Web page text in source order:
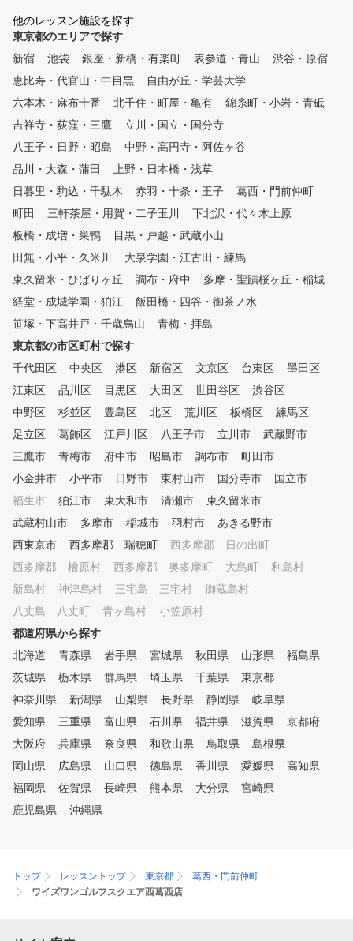
性の安定、スライス改善、アプ
ローチやパッティングの精度向
上など、迷いのないプレーへ導
きます。 【動画撮影と専門フ
ィードバック】 レッスン中の
スイングを動画撮影し、客観的
できているつもり」と「実際の
動き」のズレを一緒に確認する
ことで、再現性の高いスイング
へと進化させます。日々の成長
を実感でき、練習の方向性も明
確になります。 【4×4メソッド
ス理論と4つの専門領域（Motio
n／Mobility／Muscle／Mind）
を掛け合わせた独自の4×4メソ
ッドを導入。 最新鋭シミュレ
ーターによる解析とレッスンプ
ロの指導で、ポテンシャルを最
オーダーメイドのゴルフ理論で
、“あなた専用の正解”を提供し
ます。 【整体院とレストラン
が併設】 併設のかわごえ整躰
院では体の不調だけでなく、ゴ
ルフのスコアを上げることを目
す。 また、レストランChelsea
TOKYOで美味しいお食事とお
酒もお楽しみいただけます。
ゴルフ後の一息にいかがでしょ
うか。
お好きな時に通えま
曜日毎に様々な時間帯で
スンを行っています。
全少人数体制のレッ
各コース最大5名に対し
プロインストラクター1名
夏は涼しく、冬は暖
、紫外線も気にならない
初めての方から上級者
別のカリキュラム（ジュ
小学1年生から） 初
キュラムを作成し、習得
わせて指導します。 ⑥
を提案します。 ⑦ ゴル
コースデビューに備
、模擬ラウンドを体験で
。 ⑧ ラウンドレッ
初心者のコースデビュ
中上級者のベストスコア
でしっかりサポート。 ～プラ
レッスン、曜日・時間帯
数券（4回か8回）でプラ
かれております。 ご希望
ったプランをお選びくだ
他のレッスン施設を探す
東京都のエリアで探す
新宿
池袋 銀座・新橋・有楽町 表参道・青山
渋谷・原宿
恵比寿・代官山・中目黒
自由が丘・学芸大学
六本木・麻布十番
北千住・町屋・亀有
錦糸町・小岩・青砥
吉祥寺・荻窪・三鷹
立川・国立・国分寺
八王子・日野・昭島
中野・高円寺・阿佐ヶ谷
品川・大森・蒲田
上野・日本橋・浅草
日暮里・駒込・千駄木
赤羽・十条・王子
葛西・門前仲町
町田
三軒茶屋・用賀・二子玉川
下北沢・代々木上原
板橋・成増・巣鴨
目黒・戸越・武蔵小山
田無・小平・久米川
大泉学園・江古田・練馬
東久留米・ひばりヶ丘
調布・府中
多摩・聖蹟桜ヶ丘・稲城
経堂・成城学園・狛江
飯田橋・四谷・御茶ノ水
笹塚・下高井戸・千歳烏山
青梅・拝島
東京都の市区町村で探す
千代田区
中央区 港区 新宿区 文京区 台東区
墨田区
江東区
品川区 目黒区 大田区 世田谷区
渋谷区
中野区
杉並区 豊島区 北区 荒川区 板橋区
練馬区
足立区
葛飾区 江戸川区 八王子市 立川市
武蔵野市
三鷹市
青梅市 府中市 昭島市 調布市
町田市
小金井市
小平市 日野市 東村山市 国分寺市
国立市
福生市
狛江市 東大和市 清瀬市
東久留米市
武蔵村山市
多摩市 稲城市 羽村市
あきる野市
西東京市
西多摩郡 瑞穂町
西多摩郡 日の出町
西多摩郡 檜原村
西多摩郡 奥多摩町 大島町
利島村
新島村
神津島村 三宅島 三宅村
御蔵島村
八丈島 八丈町
青ヶ島村
小笠原村
都道府県から探す
北海道
青森県 岩手県 宮城県 秋田県 山形県
福島県
茨城県
栃木県 群馬県 埼玉県 千葉県
東京都
神奈川県
新潟県 山梨県 長野県 静岡県
岐阜県
愛知県
三重県 富山県 石川県 福井県 滋賀県
京都府
大阪府
兵庫県 奈良県 和歌山県 鳥取県
島根県
岡山県
広島県 山口県 徳島県 香川県 愛媛県
高知県
福岡県
佐賀県 長崎県 熊本県 大分県
宮崎県
鹿児島県
沖縄県
トップ レッスントップ 東京都
葛西・門前仲町
ワイズワンゴルフスクエア西葛西店